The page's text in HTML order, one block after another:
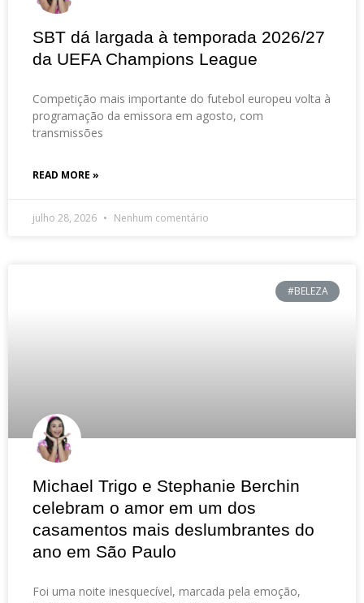
SBT dá largada à temporada 2026/27
da UEFA Champions League
Competição mais importante do futebol europeu volta à
programação da emissora em agosto, com
transmissões
READ MORE »
julho 28, 2026 Nenhum comentário
#BELEZA
Michael Trigo e Stephanie Berchin
celebram o amor em um dos
casamentos mais deslumbrantes do
ano em São Paulo
Foi uma noite inesquecível, marcada pela emoção,